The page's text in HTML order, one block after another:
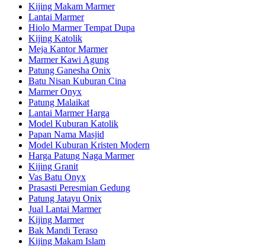
Kijing Makam Marmer
Lantai Marmer
Hiolo Marmer Tempat Dupa
Kijing Katolik
Meja Kantor Marmer
Marmer Kawi Agung
Patung Ganesha Onix
Batu Nisan Kuburan Cina
Marmer Onyx
Patung Malaikat
Lantai Marmer Harga
Model Kuburan Katolik
Papan Nama Masjid
Model Kuburan Kristen Modern
Harga Patung Naga Marmer
Kijing Granit
Vas Batu Onyx
Prasasti Peresmian Gedung
Patung Jatayu Onix
Jual Lantai Marmer
Kijing Marmer
Bak Mandi Teraso
Kijing Makam Islam